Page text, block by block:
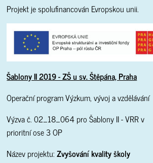
Projekt je spolufinancován Evropskou unii.
Šablony II 2019 - ZŠ u sv. Štěpána, Praha
Operační program Výzkum, vývoj a vzdělávání
Výzva č. 02_18_064 pro Šablony II - VRR v
prioritní ose 3 OP
Název projektu:Zvyšování kvality školy